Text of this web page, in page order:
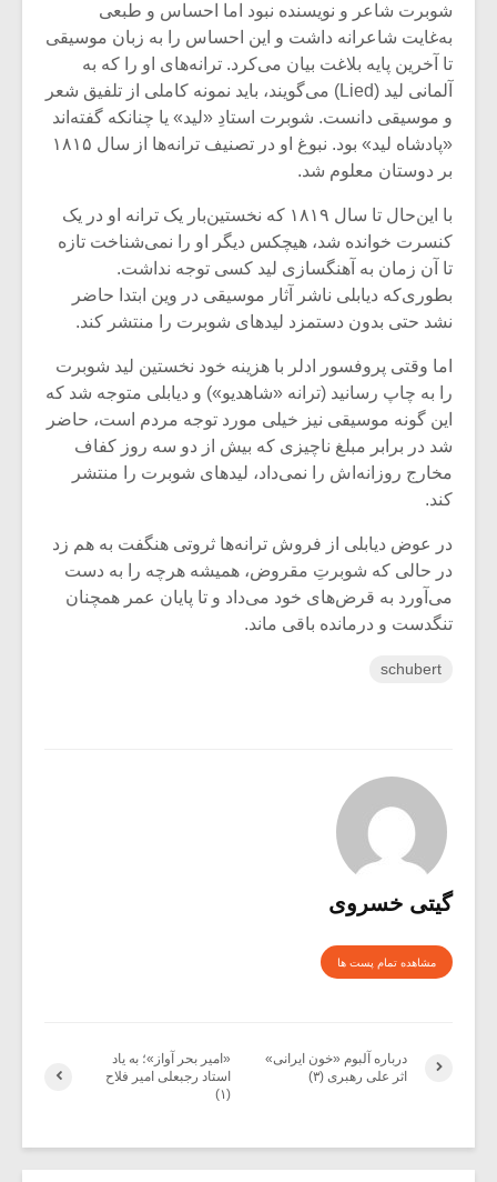
شوبرت شاعر و نویسنده نبود اما احساس و طبعی
به‌غایت شاعرانه داشت و این احساس را به زبان موسیقی
تا آخرین پایه بلاغت بیان می‌کرد. ترانه‌های او را که به
آلمانی لید (Lied) می‌گویند، باید نمونه کاملی از تلفیق شعر
و موسیقی دانست. شوبرت استادِ «لید» یا چنانکه گفته‌اند
«پادشاه لید» بود. نبوغ او در تصنیف ترانه‌ها از سال ۱۸۱۵
بر دوستان معلوم شد.
با این‌حال تا سال ۱۸۱۹ که نخستین‌بار یک ترانه او در یک
کنسرت خوانده شد، هیچکس دیگر او را نمی‌شناخت تازه
تا آن زمان به آهنگسازی لید کسی توجه نداشت.
بطوری‌که دیابلی ناشر آثار موسیقی در وین ابتدا حاضر
نشد حتی بدون دستمزد لیدهای شوبرت را منتشر کند.
اما وقتی پروفسور ادلر با هزینه خود نخستین لید شوبرت
را به چاپ رسانید (ترانه «شاهدیو») و دیابلی متوجه شد که
این گونه موسیقی نیز خیلی مورد توجه مردم است، حاضر
شد در برابر مبلغ ناچیزی که بیش از دو سه روز کفاف
مخارج روزانه‌اش را نمی‌داد، لیدهای شوبرت را منتشر
کند.
در عوض دیابلی از فروش ترانه‌ها ثروتی هنگفت به هم زد
در حالی که شوبرتِ مقروض، همیشه هرچه را به دست
می‌آورد به قرض‌های خود می‌داد و تا پایان عمر همچنان
تنگدست و درمانده باقی ماند.
schubert
گیتی خسروی
مشاهده تمام پست ها
«امیر بحر آواز»؛ به یاد
استاد رجبعلی امیر فلاح
(۱)
درباره آلبوم «خون ایرانی»
اثر علی رهبری (۳)
میکلوش روژا
یادداشتی بر موسیقی
متن فیلم «متری
اگر نمی توانی
مشهورترین باشی،
بدنام ترین باش
موریس ژار
دوره
برگزار
سکانسی